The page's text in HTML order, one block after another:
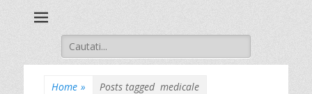
Search
for:
Home » Posts tagged medicale